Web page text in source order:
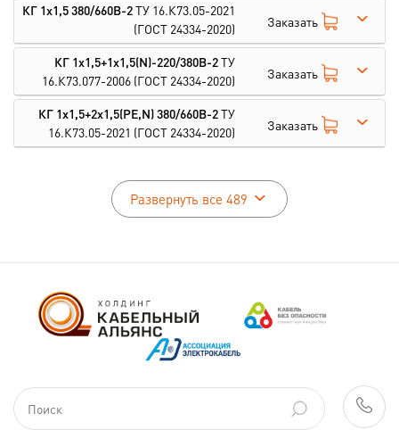
КГ 1х1,5 380/660В-2ТУ 16.К73.05-2021
(ГОСТ 24334-2020)
Заказать
КГ 1х1,5+1х1,5(N)-220/380В-2ТУ
16.К73.077-2006 (ГОСТ 24334-2020) Заказать
КГ 1х1,5+2х1,5(PE,N) 380/660В-2ТУ
16.К73.05-2021 (ГОСТ 24334-2020) Заказать
Развернуть все 489